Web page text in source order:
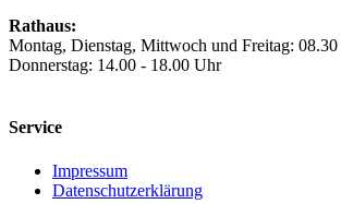
Rathaus:
Montag, Dienstag, Mittwoch und Freitag:
Donnerstag: 14.00 - 18.00 Uhr
Service
Impressum
Datenschutzerklärung